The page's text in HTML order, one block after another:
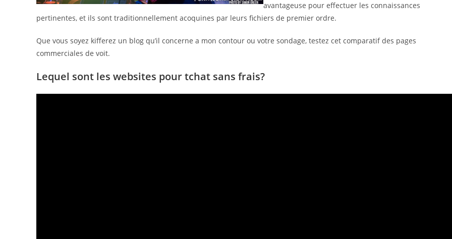
avantageuse pour effectuer les connaissances
pertinentes, et ils sont traditionnellement acoquines par leurs fichiers de premier ordre.
Que vous soyez kifferez un blog qu’il concerne a mon contour ou votre sondage, testez cet comparatif des pages
commerciales de voit.
Lequel sont les websites pour tchat sans frais?